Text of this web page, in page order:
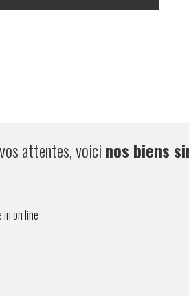
attentes, voicinos biens
inon line